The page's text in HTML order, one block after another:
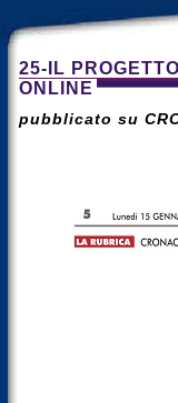
25-IL
ONLINE
pubblicato su